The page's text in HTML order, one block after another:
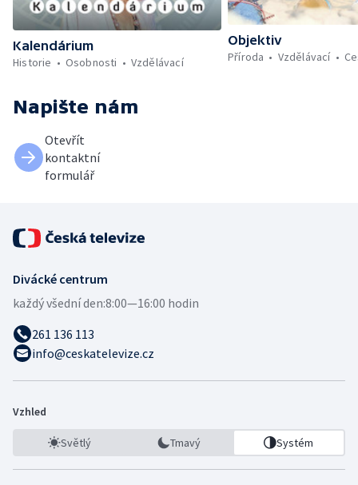
Kalendárium
Historie
Osobnosti Vzdělávací
Objektiv
Příroda
Vzdělávací
Napište nám
Otevřít
kontaktní
formulář
Divácké centrum
každý všední den:8:00—16:00 hodin
261 136 113
info@ceskatelevize.cz
Vzhled
Světlý Tmavý Systém